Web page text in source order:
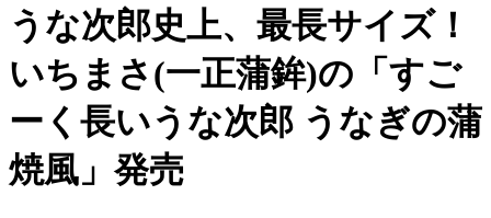
うな次郎史上、最長サイズ！
いちまさ(一正蒲鉾)の「すご
ーく長いうな次郎 うなぎの蒲
焼風」発売